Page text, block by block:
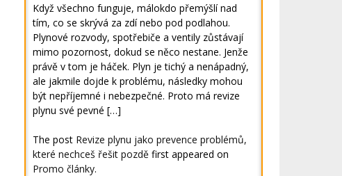
Když všechno funguje, málokdo přemýšlí nad
tím, co se skrývá za zdí nebo pod podlahou.
Plynové rozvody, spotřebiče a ventily zůstávají
mimo pozornost, dokud se něco nestane. Jenže
právě v tom je háček. Plyn je tichý a nenápadný,
ale jakmile dojde k problému, následky mohou
být nepříjemné i nebezpečné. Proto má revize
plynu své pevné […]
The post Revize plynu jako prevence problémů,
které nechceš řešit pozdě first appeared on
Promo články.